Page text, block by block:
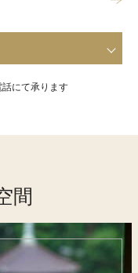
にて承ります
間